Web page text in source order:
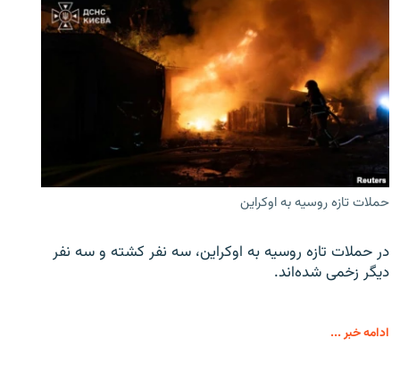
حملات تازه روسیه به اوکراین
در حملات تازه روسیه به اوکراین، سه نفر کشته و سه نفر
دیگر زخمی شده‌اند.
ادامه خبر ...